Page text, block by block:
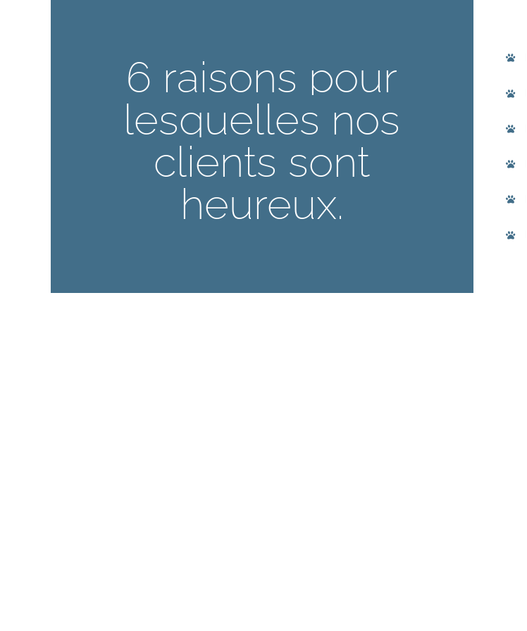
6 raisons pour
lesquelles nos
clients sont
heureux.